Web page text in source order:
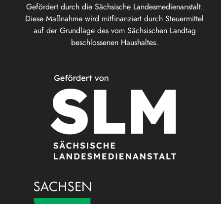
Gefördert durch die Sächsische Landesmedienanstalt.
Diese Maßnahme wird mitfinanziert durch Steuermittel
auf der Grundlage des vom Sächsischen Landtag
beschlossenen Haushaltes.